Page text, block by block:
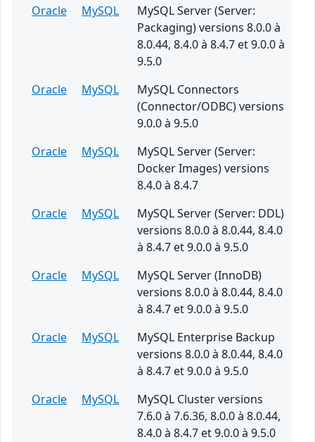
Oracle
MySQL
MySQL Server (Server:
Packaging) versions 8.0.0 à
8.0.44, 8.4.0 à 8.4.7 et 9.0.0 à
9.5.0
Oracle
MySQL
MySQL Connectors
(Connector/ODBC) versions
9.0.0 à 9.5.0
Oracle
MySQL
MySQL Server (Server:
Docker Images) versions
8.4.0 à 8.4.7
Oracle
MySQL
MySQL Server (Server: DDL)
versions 8.0.0 à 8.0.44, 8.4.0
à 8.4.7 et 9.0.0 à 9.5.0
Oracle
MySQL
MySQL Server (InnoDB)
versions 8.0.0 à 8.0.44, 8.4.0
à 8.4.7 et 9.0.0 à 9.5.0
Oracle
MySQL
MySQL Enterprise Backup
versions 8.0.0 à 8.0.44, 8.4.0
à 8.4.7 et 9.0.0 à 9.5.0
Oracle
MySQL
MySQL Cluster versions
7.6.0 à 7.6.36, 8.0.0 à 8.0.44,
8.4.0 à 8.4.7 et 9.0.0 à 9.5.0